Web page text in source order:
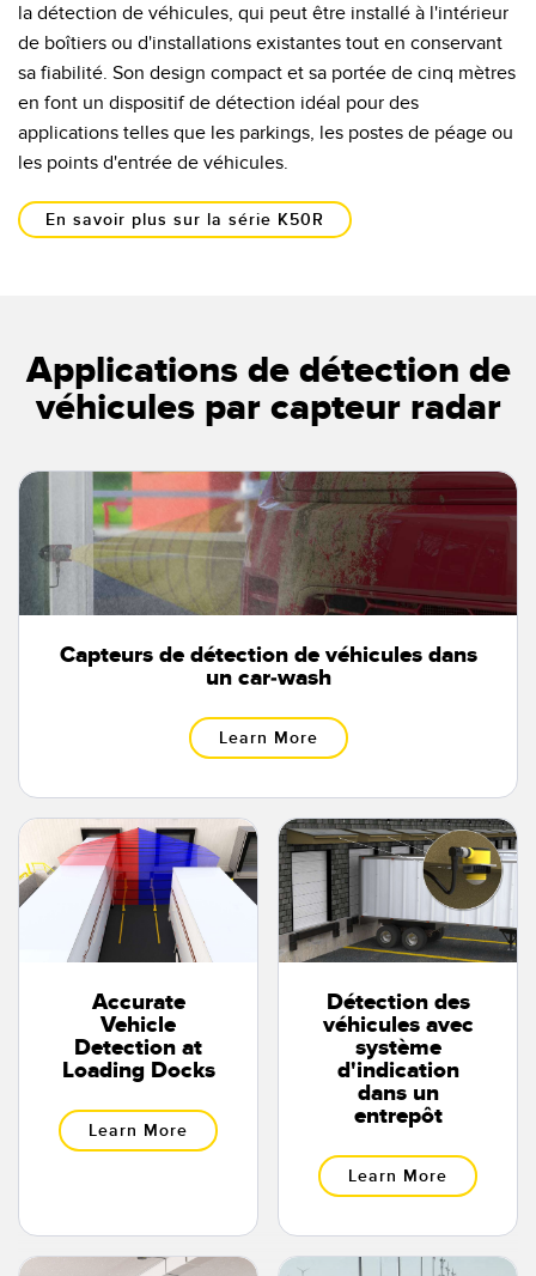
la détection de véhicules, qui peut être installé à l'intérieur
de boîtiers ou d'installations existantes tout en conservant
sa fiabilité. Son design compact et sa portée de cinq mètres
en font un dispositif de détection idéal pour des
applications telles que les parkings, les postes de péage ou
les points d'entrée de véhicules.
En savoir plus sur la série K50R
Applications de détection de
véhicules par capteur radar
Capteurs de détection de véhicules dans
un car-wash
Learn More
Accurate
Vehicle
Detection at
Loading Docks
Learn More
Détection des
véhicules avec
système
d'indication
dans un
entrepôt
Learn More